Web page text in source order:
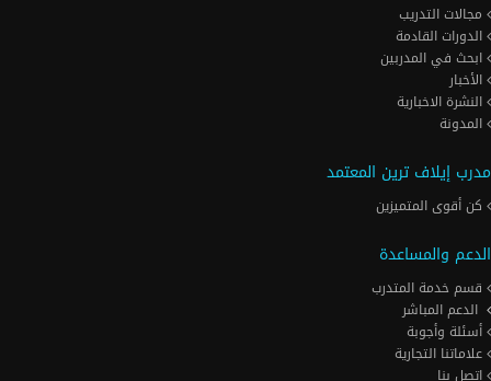
مجالات التدريب
الدورات القادمة
ابحث في المدربين
الأخبار
النشرة الاخبارية
المدونة
مدرب إيلاف ترين المعتمد
كن أقوى المتميزين
الدعم والمساعدة
قسم خدمة المتدرب
الدعم المباشر
أسئلة وأجوبة
علاماتنا التجارية
اتصل بنا